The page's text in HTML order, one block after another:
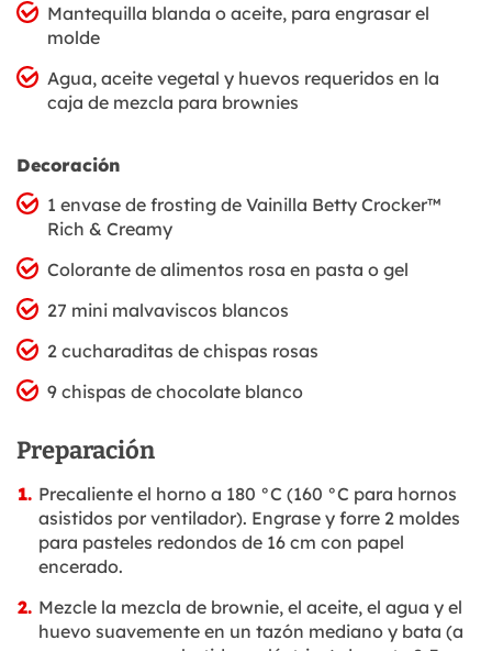
Mantequilla blanda o aceite, para engrasar el
molde
Agua, aceite vegetal y huevos requeridos en la
caja de mezcla para brownies
Decoración
1 envase de frosting de Vainilla Betty Crocker™
Rich & Creamy
Colorante de alimentos rosa en pasta o gel
27 mini malvaviscos blancos
2 cucharaditas de chispas rosas
9 chispas de chocolate blanco
Preparación
Precaliente el horno a 180 °C (160 °C para hornos
asistidos por ventilador). Engrase y forre 2 moldes
para pasteles redondos de 16 cm con papel
encerado.
Mezcle la mezcla de brownie, el aceite, el agua y el
huevo suavemente en un tazón mediano y bata (a